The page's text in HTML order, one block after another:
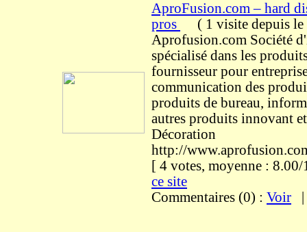
AproFusion.com – hard
pros
( 1 visite depuis
Aprofusion.com Société
spécialisé dans les
fournisseur pour
communication des
produits de bureau,
autres produits innovant
Décoration
http://
[ 4 votes, moyenne :
ce site
Commentaires (0) : Voir